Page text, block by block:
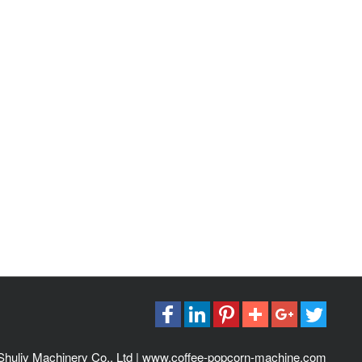
Machinery Co., Ltd | www.coffee-popcorn-machine.com